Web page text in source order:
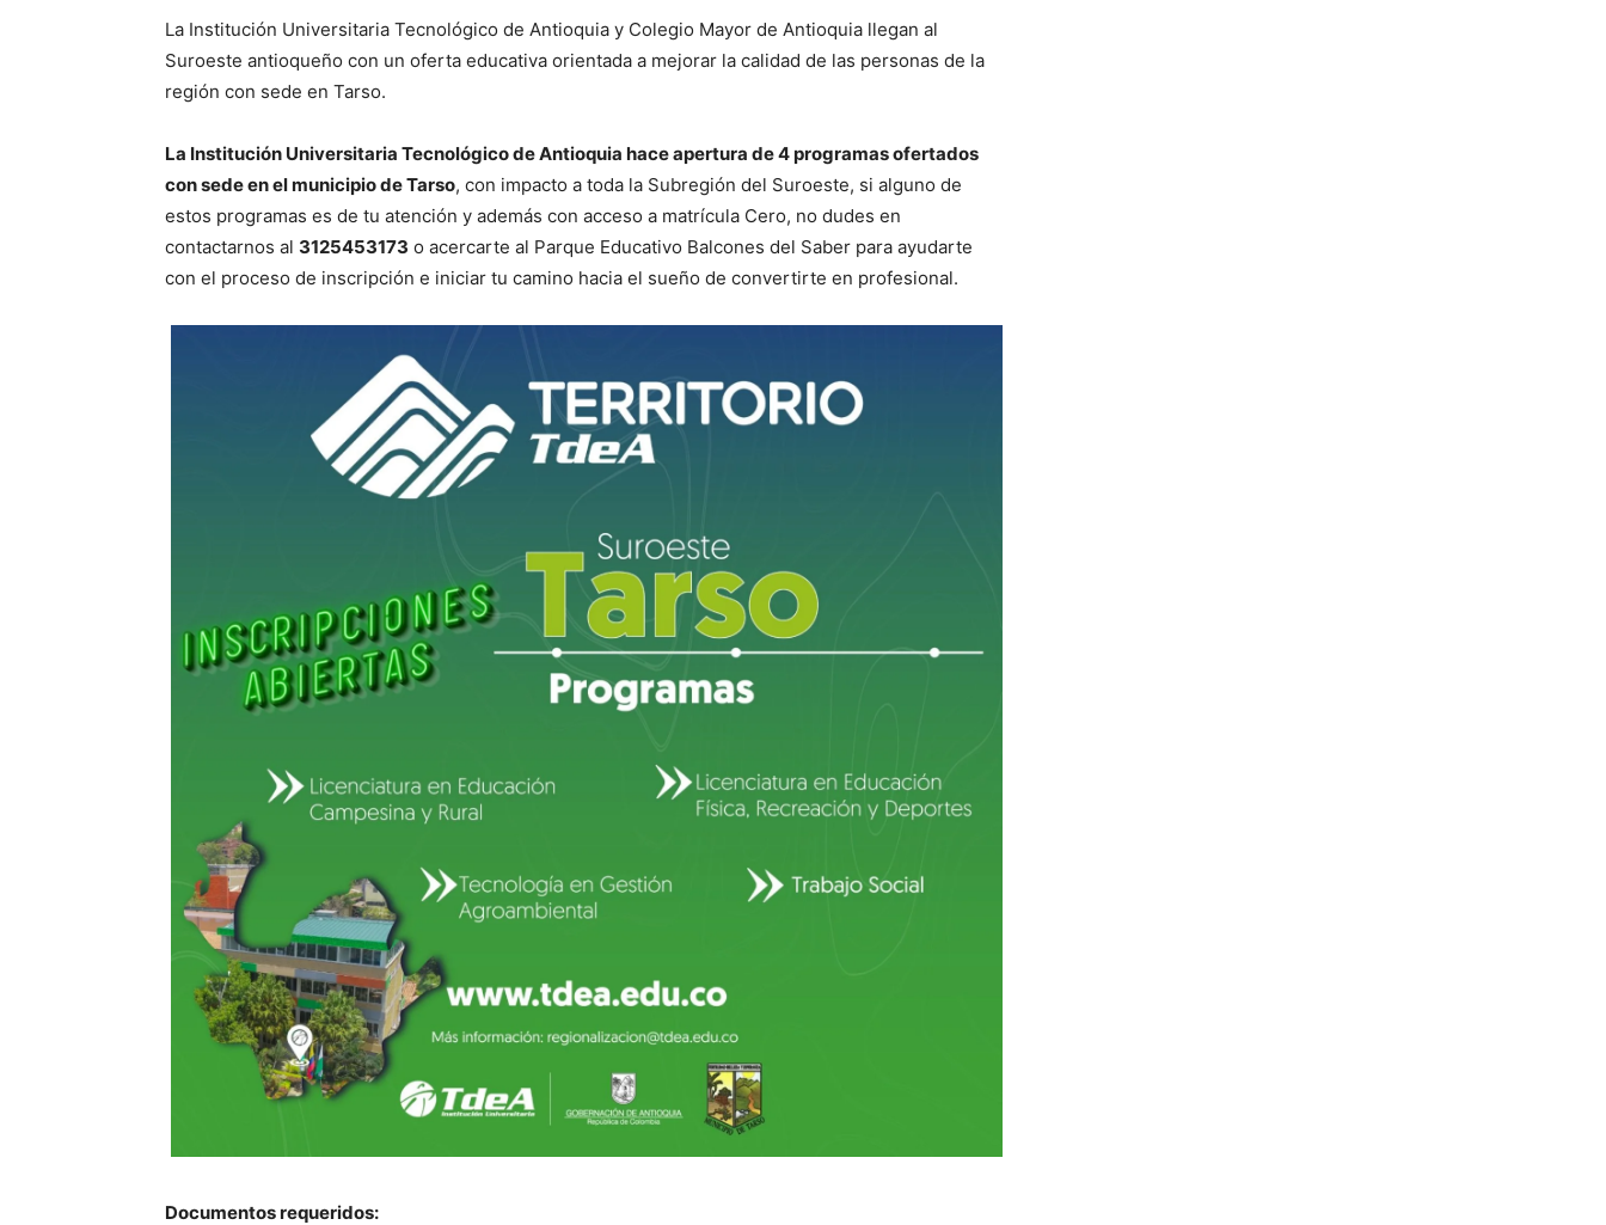
La Institución Universitaria Tecnológico de Antioquia y Colegio Mayor de Antioquia llegan al
Suroeste antioqueño con un oferta educativa orientada a mejorar la calidad de las personas de la
región con sede en Tarso.
La Institución Universitaria Tecnológico de Antioquia hace apertura de 4 programas ofertados
con sede en el municipio de Tarso, con impacto a toda la Subregión del Suroeste, si alguno de
estos programas es de tu atención y además con acceso a matrícula Cero, no dudes en
contactarnos al 3125453173 o acercarte al Parque Educativo Balcones del Saber para ayudarte
con el proceso de inscripción e iniciar tu camino hacia el sueño de convertirte en profesional.
Documentos requeridos: